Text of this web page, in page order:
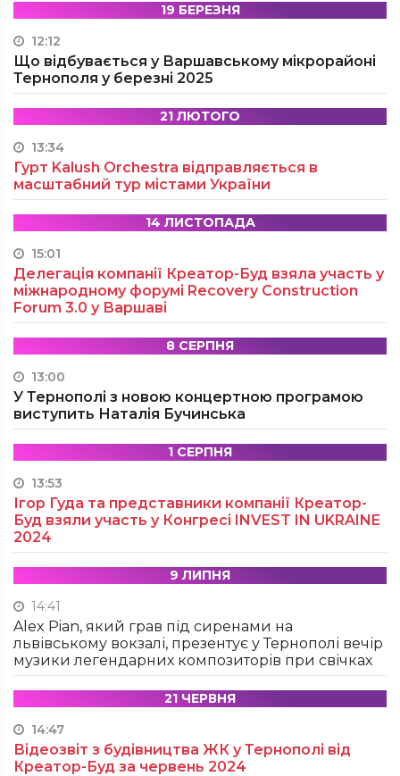
19 БЕРЕЗНЯ
12:12
Що відбувається у Варшавському мікрорайоні
Тернополя у березні 2025
21 ЛЮТОГО
13:34
Гурт Kalush Orchestra відправляється в
масштабний тур містами України
14 ЛИСТОПАДА
15:01
Делегація компанії Креатор-Буд взяла участь у
міжнародному форумі Recovery Construction
Forum 3.0 у Варшаві
8 СЕРПНЯ
13:00
У Тернополі з новою концертною програмою
виступить Наталія Бучинська
1 СЕРПНЯ
13:53
Ігор Гуда та представники компанії Креатор-
Буд взяли участь у Конгресі INVEST IN UKRAINE
2024
9 ЛИПНЯ
14:41
Alex Pian, який грав під сиренами на
львівському вокзалі, презентує у Тернополі вечір
музики легендарних композиторів при свічках
21 ЧЕРВНЯ
14:47
Відеозвіт з будівництва ЖК у Тернополі від
Креатор-Буд за червень 2024